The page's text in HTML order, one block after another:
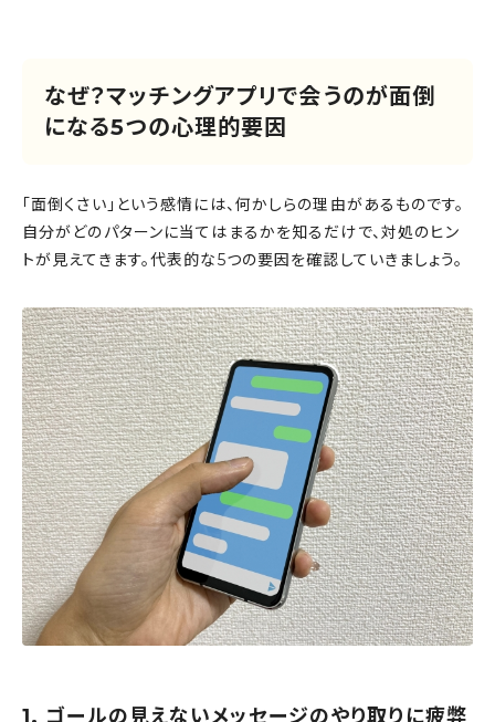
なぜ？マッチングアプリで会うのが面倒
になる5つの心理的要因
「面倒くさい」という感情には、何かしらの理由があるものです。
自分がどのパターンに当てはまるかを知るだけで、対処のヒン
トが見えてきます。代表的な5つの要因を確認していきましょう。
1. ゴールの見えないメッセージのやり取りに疲弊